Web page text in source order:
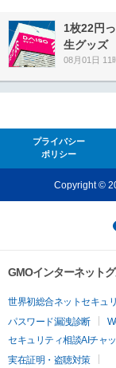
1枚22円
生グッズ
08月01日 11
プライバシー
ポリシー
Copyright ©
GMOインターネット
世界初総合ネットセキュ
パスワード漏洩診断
セキュリティ相談AIチャ
実在証明・盗聴対策